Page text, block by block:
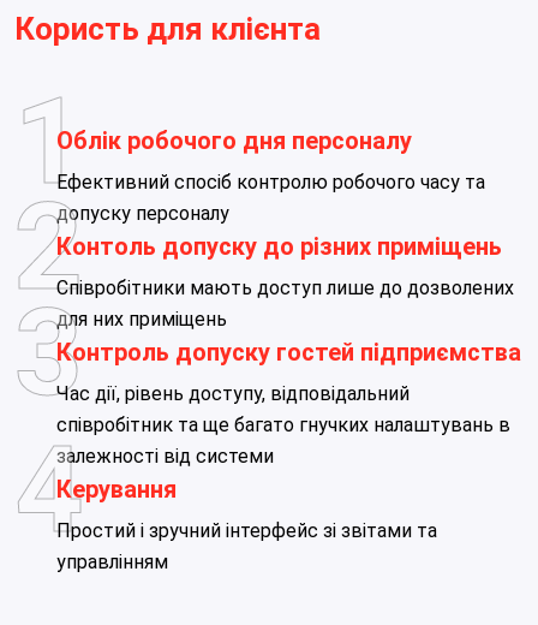
Користь для клієнта
Облік робочого дня персоналу
Ефективний спосіб контролю робочого часу та
допуску персоналу
Контоль допуску до різних приміщень
Співробітники мають доступ лише до дозволених
для них приміщень
Контроль допуску гостей підприємства
Час дії, рівень доступу, відповідальний
співробітник та ще багато гнучких налаштувань в
залежності від системи
Керування
Простий і зручний інтерфейс зі звітами та
управлінням